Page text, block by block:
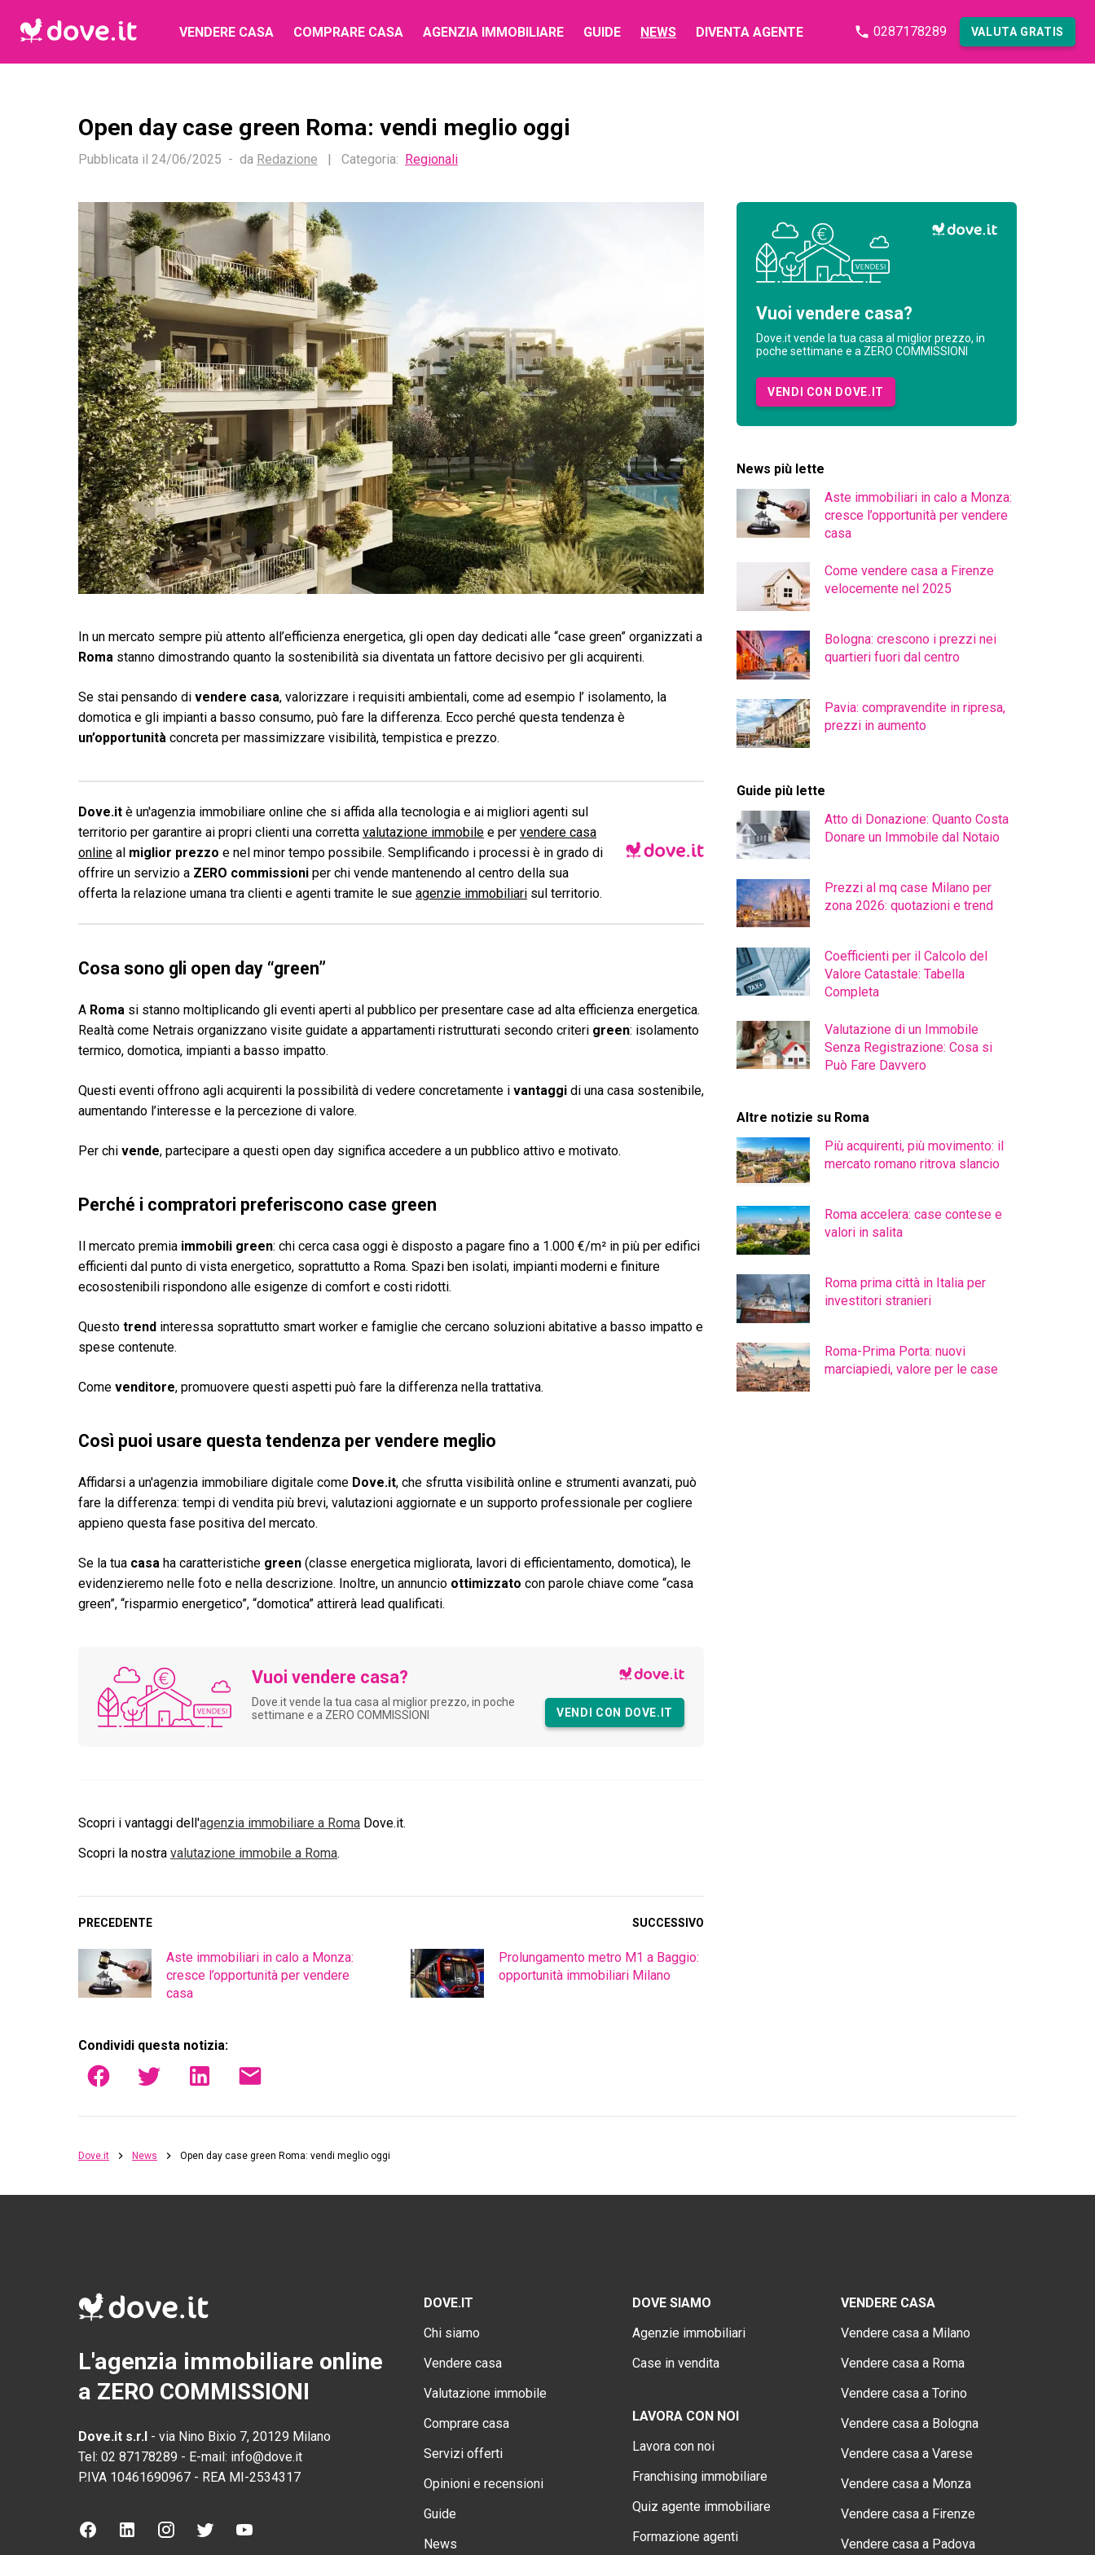
VENDERE CASA COMPRARE CASA AGENZIA IMMOBILIARE GUIDE NEWS DIVENTA AGENTE 0287178289 VALUTA GRATIS
Open day case green Roma: vendi meglio oggi
Pubblicata il 24/06/2025 da Redazione | Categoria: Regionali
In un mercato sempre più attento all’efficienza energetica, gli open day dedicati alle “case green” organizzati a
Roma stanno dimostrando quanto la sostenibilità sia diventata un fattore decisivo per gli acquirenti.
Se stai pensando di vendere casa, valorizzare i requisiti ambientali, come ad esempio l’ isolamento, la
domotica e gli impianti a basso consumo, può fare la differenza. Ecco perché questa tendenza è
un’opportunità concreta per massimizzare visibilità, tempistica e prezzo.
Dove.it è un'agenzia immobiliare online che si affida alla tecnologia e ai migliori agenti sul
territorio per garantire ai propri clienti una corretta valutazione immobile e per vendere casa
online al miglior prezzo e nel minor tempo possibile. Semplificando i processi è in grado di
offrire un servizio a ZERO commissioni per chi vende mantenendo al centro della sua
offerta la relazione umana tra clienti e agenti tramite le sue agenzie immobiliari sul territorio.
Cosa sono gli open day “green”
A Roma si stanno moltiplicando gli eventi aperti al pubblico per presentare case ad alta efficienza energetica.
Realtà come Netrais organizzano visite guidate a appartamenti ristrutturati secondo criteri green: isolamento
termico, domotica, impianti a basso impatto.
Questi eventi offrono agli acquirenti la possibilità di vedere concretamente i vantaggi di una casa sostenibile,
aumentando l’interesse e la percezione di valore.
Per chi vende, partecipare a questi open day significa accedere a un pubblico attivo e motivato.
Perché i compratori preferiscono case green
Il mercato premia immobili green: chi cerca casa oggi è disposto a pagare fino a 1.000 €/m² in più per edifici
efficienti dal punto di vista energetico, soprattutto a Roma. Spazi ben isolati, impianti moderni e finiture
ecosostenibili rispondono alle esigenze di comfort e costi ridotti.
Questo trend interessa soprattutto smart worker e famiglie che cercano soluzioni abitative a basso impatto e
spese contenute.
Come venditore, promuovere questi aspetti può fare la differenza nella trattativa.
Così puoi usare questa tendenza per vendere meglio
Affidarsi a un'agenzia immobiliare digitale come Dove.it, che sfrutta visibilità online e strumenti avanzati, può
fare la differenza: tempi di vendita più brevi, valutazioni aggiornate e un supporto professionale per cogliere
appieno questa fase positiva del mercato.
Se la tua casa ha caratteristiche green (classe energetica migliorata, lavori di efficientamento, domotica), le
evidenzieremo nelle foto e nella descrizione. Inoltre, un annuncio ottimizzato con parole chiave come “casa
green”, “risparmio energetico”, “domotica” attirerà lead qualificati.
Vuoi vendere casa?
Dove.it vende la tua casa al miglior prezzo, in poche
settimane e a ZERO COMMISSIONI
VENDI CON DOVE.IT
Scopri i vantaggi dell'agenzia immobiliare a Roma Dove.it.
Scopri la nostra valutazione immobile a Roma.
PRECEDENTE
Aste immobiliari in calo a Monza:
cresce l’opportunità per vendere
casa
SUCCESSIVO
Prolungamento metro M1 a Baggio:
opportunità immobiliari Milano
Condividi questa notizia:
Vuoi vendere casa?
Dove.it vende la tua casa al miglior prezzo, in
poche settimane e a ZERO COMMISSIONI
VENDI CON DOVE.IT
News più lette
Aste immobiliari in calo a Monza:
cresce l’opportunità per vendere
casa
Come vendere casa a Firenze
velocemente nel 2025
Bologna: crescono i prezzi nei
quartieri fuori dal centro
Pavia: compravendite in ripresa,
prezzi in aumento
Guide più lette
Atto di Donazione: Quanto Costa
Donare un Immobile dal Notaio
Prezzi al mq case Milano per
zona 2026: quotazioni e trend
Coefficienti per il Calcolo del
Valore Catastale: Tabella
Completa
Valutazione di un Immobile
Senza Registrazione: Cosa si
Può Fare Davvero
Altre notizie su Roma
Più acquirenti, più movimento: il
mercato romano ritrova slancio
Roma accelera: case contese e
valori in salita
Roma prima città in Italia per
investitori stranieri
Roma-Prima Porta: nuovi
marciapiedi, valore per le case
Dove.it News Open day case green Roma: vendi meglio oggi
L'agenzia immobiliare online
a ZERO COMMISSIONI
Dove.it s.r.l - via Nino Bixio 7, 20129 Milano
Tel: 02 87178289 - E-mail: info@dove.it
P.IVA 10461690967 - REA MI-2534317
DOVE.IT
Chi siamo
Vendere casa
Valutazione immobile
Comprare casa
Servizi offerti
Opinioni e recensioni
Guide
News
DOVE SIAMO
Agenzie immobiliari
Case in vendita
LAVORA CON NOI
Lavora con noi
Franchising immobiliare
Quiz agente immobiliare
Formazione agenti
VENDERE CASA
Vendere casa a Milano
Vendere casa a Roma
Vendere casa a Torino
Vendere casa a Bologna
Vendere casa a Varese
Vendere casa a Monza
Vendere casa a Firenze
Vendere casa a Padova